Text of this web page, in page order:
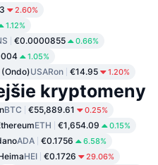
2.60%
1.12%
€0.0000855 0.66%
1.05%
USARon €14.95 1.20%
kryptomeny
BTC €55,889.61 0.25%
ETH €1,654.09 0.15%
ADA €0.1756 6.58%
HEI €0.1726 29.06%